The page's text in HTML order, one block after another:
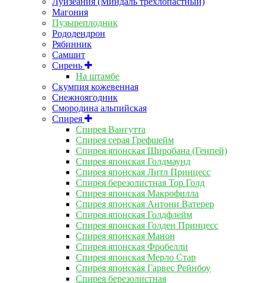
Магония
Пузыреплодник
Рододендрон
Рябинник
Самшит
Сирень
На штамбе
Скумпия кожевенная
Снежноягодник
Смородина альпийская
Спирея
Спирея Вангутта
Спирея серая Грефшейм
Спирея японская Широбана (Генпей)
Спирея японская Голдмаунд
Спирея японская Литл Принцесс
Спирея березолистная Тор Голд
Спирея японская Макрофилла
Спирея японская Антони Ватерер
Спирея японская Голдфлейм
Спирея японская Голден Принцесс
Спирея японская Манон
Спирея японская Фробелли
Спирея японская Мерло Стар
Спирея японская Гарвес Рейнбоу
Спирея березолистная